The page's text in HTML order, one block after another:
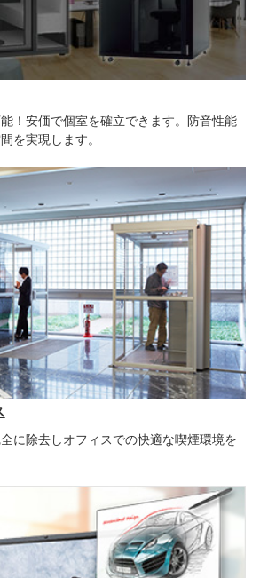
！安価で個室を確立できます。防音性能
を実現します。
に除去しオフィスでの快適な喫煙環境を